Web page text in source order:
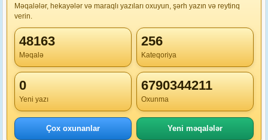
Məqalələr, hekayələr və maraqlı yazıları oxuyun, şərh yazın və reytinq
verin.
48163
Məqalə
256
Kateqoriya
0
Yeni yazı
6790344211
Oxunma
Çox oxunanlar Yeni məqalələr